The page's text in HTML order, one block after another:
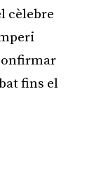
cèlebre
fins el